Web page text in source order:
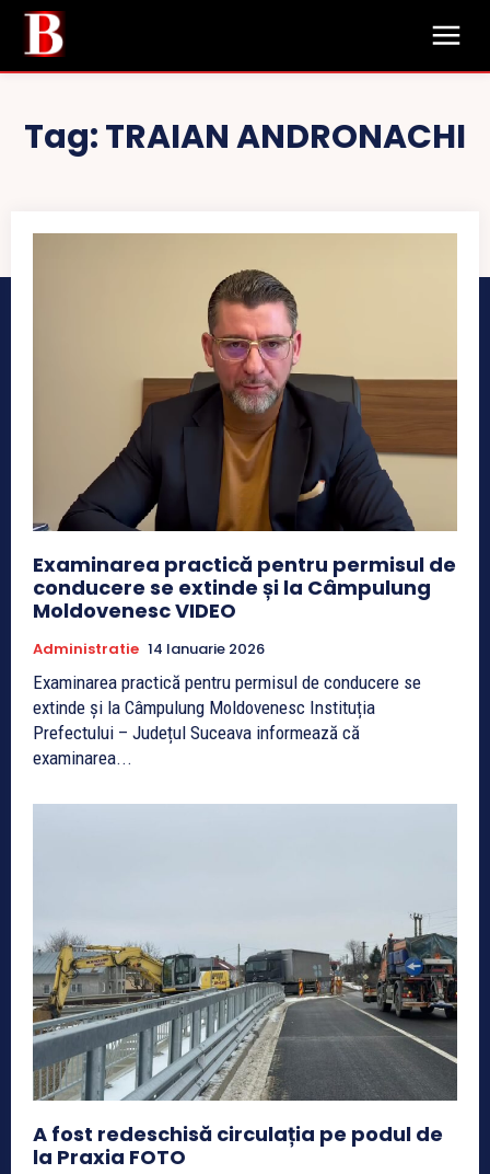
Tag:TRAIAN ANDRONACHI
Examinarea practică pentru permisul de
conducere se extinde și la Câmpulung
Moldovenesc VIDEO
Administratie 14 Ianuarie 2026
Examinarea practică pentru permisul de conducere se
extinde și la Câmpulung Moldovenesc Instituția
Prefectului – Județul Suceava informează că
examinarea...
A fost redeschisă circulația pe podul de
la Praxia FOTO